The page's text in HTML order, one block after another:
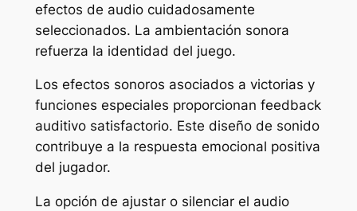
efectos de audio cuidadosamente
seleccionados. La ambientación sonora
refuerza la identidad del juego.
Los efectos sonoros asociados a victorias y
funciones especiales proporcionan feedback
auditivo satisfactorio. Este diseño de sonido
contribuye a la respuesta emocional positiva
del jugador.
La opción de ajustar o silenciar el audio